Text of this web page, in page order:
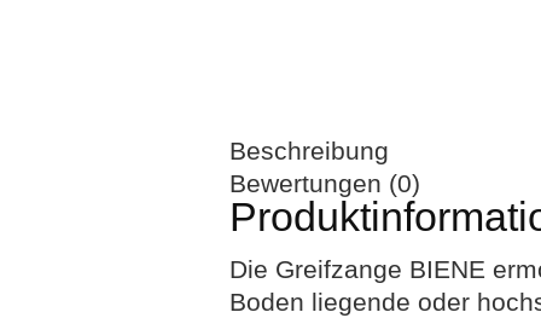
Beschreibung
Bewertungen (0)
Die Greifzange BIENE
Boden liegende oder